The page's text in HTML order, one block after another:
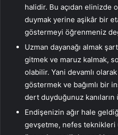
halidir. Bu açıdan elinizde
duymak yerine aşikâr bir
göstermeyi öğrenmeniz
Uzman dayanağı almak
gitmek ve maruz kalmak,
olabilir. Yani devamlı olarak
göstermek ve bağımlı bir
dert duyduğunuz
Endişenizin ağır hale
gevşetme, nefes teknikleri